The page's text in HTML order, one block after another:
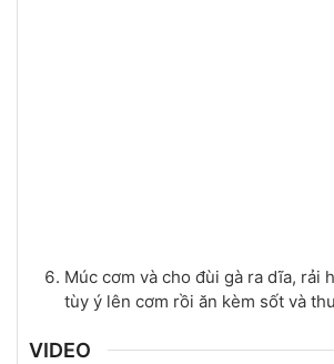
Múc cơm và cho đùi gà ra dĩa, rải
tùy ý lên cơm rồi ăn kèm sốt và
VIDEO